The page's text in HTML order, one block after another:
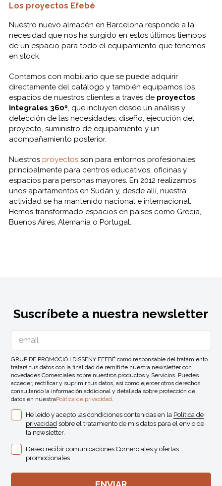
Los proyectos Efebé
Nuestro nuevo almacén en Barcelona responde a la
necesidad que nos ha surgido en estos últimos tiempos
de un espacio para todo el equipamiento que tenemos
en stock.
Contamos con mobiliario que se puede adquirir
directamente del catálogo y también equipamos los
espacios de nuestros clientes a través de proyectos
integrales 360º, que incluyen desde un análisis y
detección de las necesidades, diseño, ejecución del
proyecto, suministro de equipamiento y un
acompañamiento posterior.
Nuestros proyectosson para entornos profesionales,
principalmente para centros educativos, oficinas y
espacios para personas mayores. En 2012 realizamos
unos apartamentos en Sudán y, desde allí, nuestra
actividad se ha mantenido nacional e internacional.
Hemos transformado espacios en países como Grecia,
Buenos Aires, Alemania o Portugal.
Suscríbete a nuestra newsletter
GRUP DE PROMOCIÓ I DISSENY EFEBÉ como responsable del tratamiento
tratará tus datos con la finalidad de remitirte nuestra newsletter con
novedades Comerciales sobre nuestros productos y Servicios. Puedes
acceder, rectificar y suprimir tus datos, así como ejercer otros derechos
consultando la información addicional y detallada sobre protección de
datos en nuestraPolítica de privacidad.
He leído y acepto las condiciones contenidas en la Política de
privacidad sobre el tratamiento de mis datos para el envio de
la newsletter.
Deseo recibir comunicaciones Comerciales y ofertas
promocionales